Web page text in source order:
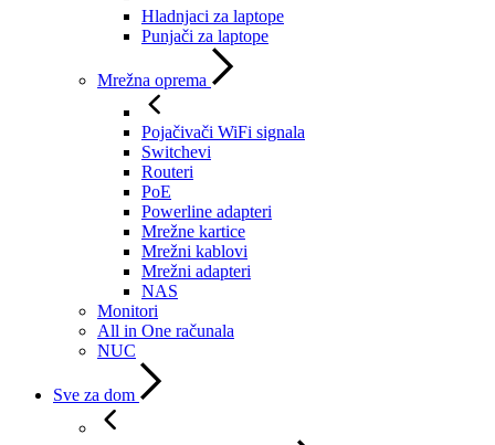
Hladnjaci za laptope
Punjači za laptope
Mrežna oprema
Pojačivači WiFi signala
Switchevi
Routeri
PoE
Powerline adapteri
Mrežne kartice
Mrežni kablovi
Mrežni adapteri
NAS
Monitori
All in One računala
NUC
Sve za dom